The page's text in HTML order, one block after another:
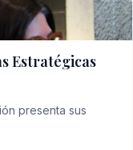
Estratégicas
presenta sus